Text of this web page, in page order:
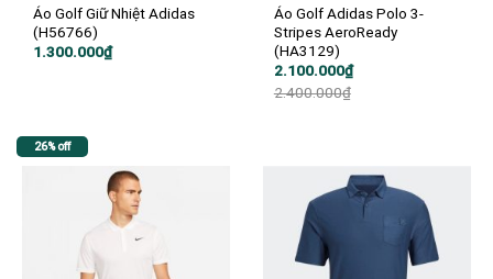
Áo Golf Giữ Nhiệt Adidas
(H56766)
1.300.000₫
Áo Golf Adidas Polo 3-
Stripes AeroReady
(HA3129)
2.400.000₫
Giá
gốc
là:
2.100.000₫
Giá
hiện
tại
26% off